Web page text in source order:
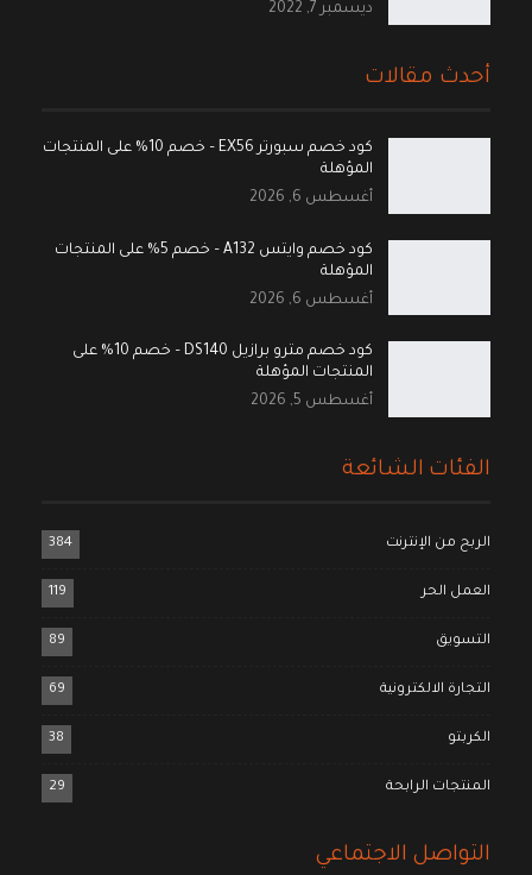
ديسمبر 7, 2022
أحدث مقالات
كود خصم سبورتر EX56 – خصم 10% على المنتجات
المؤهلة
أغسطس 6, 2026
كود خصم وايتس A132 – خصم 5% على المنتجات
المؤهلة
أغسطس 6, 2026
كود خصم مترو برازيل DS140 – خصم 10% على
المنتجات المؤهلة
أغسطس 5, 2026
الفئات الشائعة
الربح من الإنترنت 384
العمل الحر 119
التسويق 89
التجارة الالكترونية 69
الكربتو 38
المنتجات الرابحة 29
التواصل الاجتماعي